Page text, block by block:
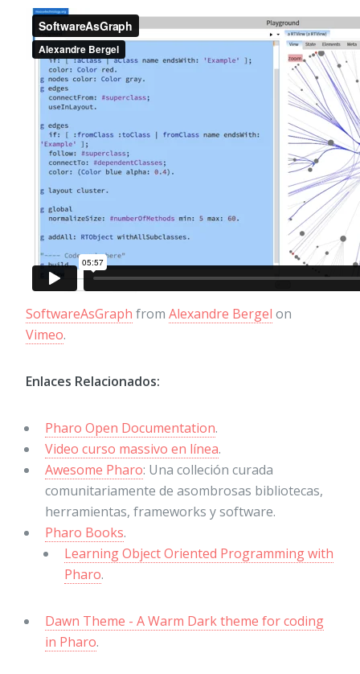
SoftwareAsGraph from Alexandre Bergel on
Vimeo.
Enlaces Relacionados:
Pharo Open Documentation.
Video curso massivo en línea.
Awesome Pharo: Una colleción curada
comunitariamente de asombrosas bibliotecas,
herramientas, frameworks y software.
Pharo Books.
Learning Object Oriented Programming with
Pharo.
Dawn Theme - A Warm Dark theme for coding
in Pharo.